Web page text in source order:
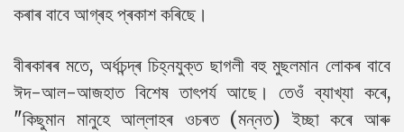
কৰাৰ বাবে আগ্ৰহ প্ৰকাশ কৰিছে।
বীৰকাৰৰ মতে, অৰ্ধচন্দ্ৰ চিহ্নযুক্ত ছাগলী বহু মুছলমান লোকৰ বাবে
ঈদ-আল-আজহাত বিশেষ তাৎপৰ্য আছে। তেওঁ ব্যাখ্যা কৰে,
"কিছুমান মানুহে আল্লাহৰ ওচৰত (মন্নত) ইচ্ছা কৰে আৰু